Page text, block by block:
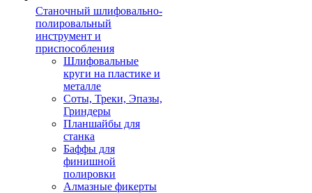
Станочный шлифовально-
полировальный
инструмент и
приспособления
Шлифовальные
круги на пластике и
металле
Соты, Треки, Эпазы,
Гриндеры
Планшайбы для
станка
Баффы для
финишной
полировки
Алмазные фикерты